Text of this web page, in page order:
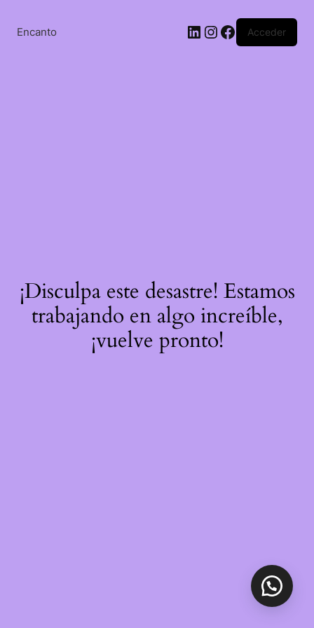
contenido
Encanto LinkedIn
Instagram
Facebook
Acceder
¡Disculpa este desastre! Estamos
trabajando en algo increíble,
¡vuelve pronto!